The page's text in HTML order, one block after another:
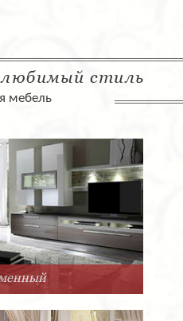
стиль
мебель